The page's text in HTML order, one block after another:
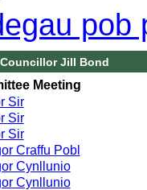
pob
Jill Bond
Meeting
Sir
Sir
Sir
Craffu Pobl
Cynllunio
Cynllunio